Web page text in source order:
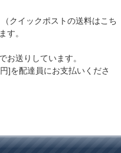
クイックポストの送料はこち
す。
お送りしています。
]を配達員にお支払いくださ